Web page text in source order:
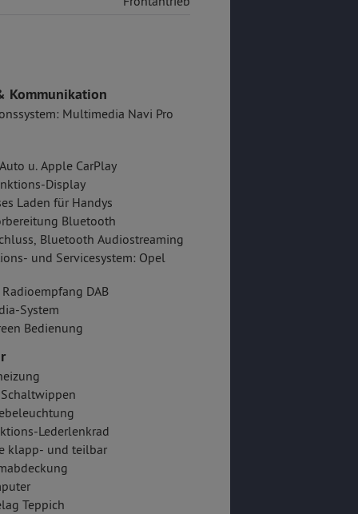
Kommunikation
Multimedia Navi Pro
u. Apple CarPlay
Display
Laden für Handys
Bluetooth
Bluetooth Audiostreaming
und Servicesystem: Opel
DAB
System
Bedienung
Lederlenkrad
klapp- und teilbar
Teppich